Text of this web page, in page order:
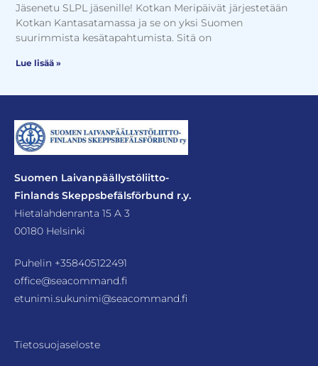
Jäsenetu SLPL jäsenille! Kotkan Meripäivät järjestetään
Kotkan Kantasatamassa ja se on yksi Suomen
suurimmista kesätapahtumista. Sitä on
Lue lisää »
Suomen Laivanpäällystöliitto-
Finlands Skeppsbefälsförbund r.y.
Hietalahdenranta 15 A 3
00180 Helsinki
Puhelin +358405122491
office@seacommand.fi
etunimi.sukunimi@seacommand.fi
Tietosuojaseloste